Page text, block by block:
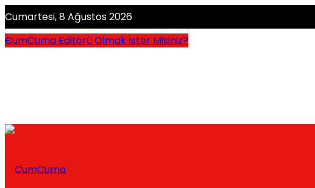
Cumartesi, 8 Ağustos 2026
CumCuma Editörü Olmak İster Misiniz?